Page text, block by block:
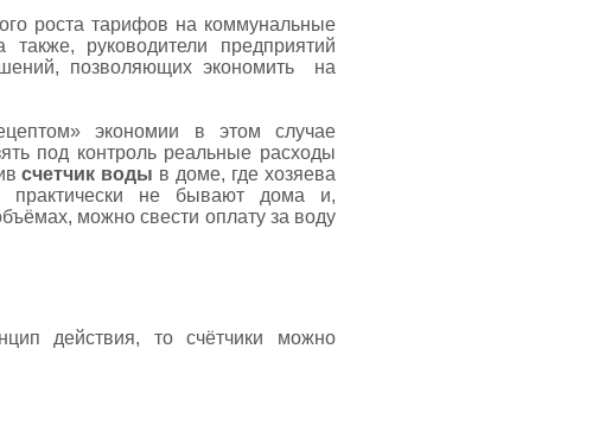
роста тарифов на коммунальные
руководители предприятий
позволяющих экономить на
экономии в этом случае
под контроль реальные расходы
счетчик воды в доме, где хозяева
практически не бывают дома и,
можно свести оплату за воду
действия, то счётчики можно